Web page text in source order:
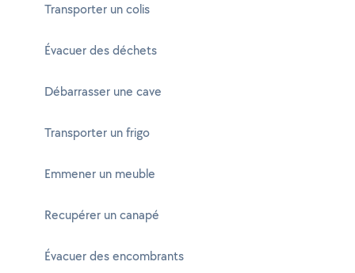
Transporter un colis
Évacuer des déchets
Débarrasser une cave
Transporter un frigo
Emmener un meuble
Recupérer un canapé
Évacuer des encombrants